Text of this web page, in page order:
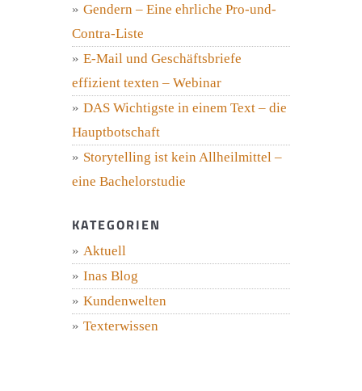
Gendern – Eine ehrliche Pro-und-
Contra-Liste
E-Mail und Geschäftsbriefe
effizient texten – Webinar
DAS Wichtigste in einem Text – die
Hauptbotschaft
Storytelling ist kein Allheilmittel –
eine Bachelorstudie
KATEGORIEN
Aktuell
Inas Blog
Kundenwelten
Texterwissen